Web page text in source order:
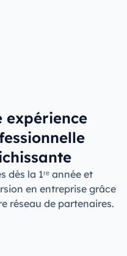
expérience
dès la 1ʳᵉ année et
en entreprise grâce
réseau de partenaires.